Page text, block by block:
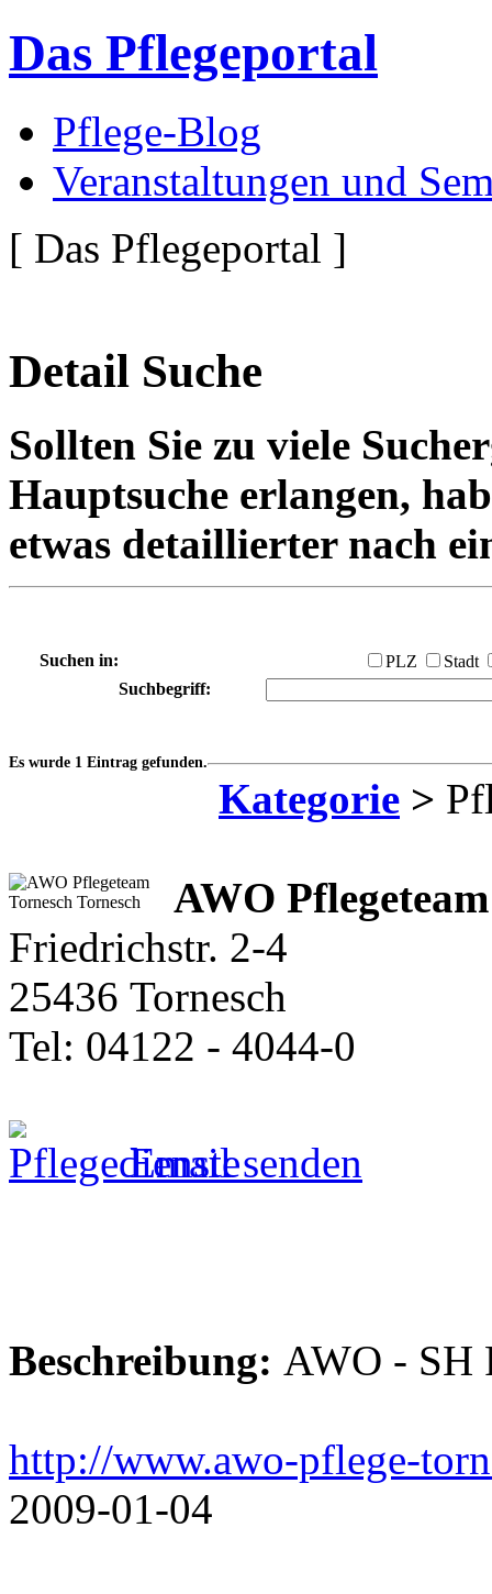
Das Pflegeportal
Pflege-Blog
Veranstaltungen und
[ Das Pflegeportal ]
Detail Suche
Sollten Sie zu viele
Hauptsuche erlangen,
etwas detaillierter nach
Suchen in: PLZ
Stadt
Suchbegriff:
Es wurde 1 Eintrag gefunden.
Kategorie >
AWO
Friedrichstr. 2-4
25436 Tornesch
Tel: 04122 - 4044-0
Email senden
Beschreibung: AWO - SH
http://www.awo-pflege-
2009-01-04